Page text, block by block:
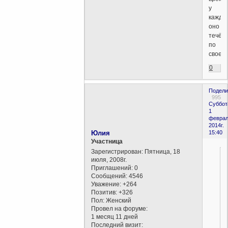
у
оно
течёт
по
0
995
1
2014г.
15:40
Юлия
Участница
Зарегистрирован: Пятница, 18
июля, 2008г.
Приглашений: 0
Сообщений: 4546
Уважение: +264
Позитив: +326
Пол: Женский
Провел на форуме:
1 месяц 11 дней
Последний визит: